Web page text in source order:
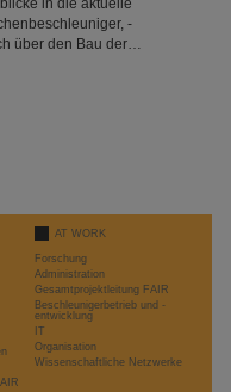
in die aktuelle
-
über den Bau der…
AT WORK
Forschung
Administration
Gesamtprojektleitung FAIR
Beschleunigerbetrieb und -
entwicklung
IT
Organisation
Wissenschaftliche Netzwerke